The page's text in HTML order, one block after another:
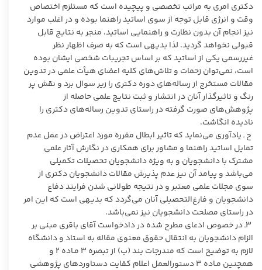
دکتری امری به مراتب تخصصی و پیچیده است که مستلزم اختصاص
وقت و انرژی قابل توجه از سوی اساتید راهنما بوده و در اغلب موارد
نیز انجام آن بدون نظارت و راهنمایی اساتید، منجر به نتایج قابل
قبولی نخواهد گردید. لذا بدیهی است که به صرف اظهار نظر
غیررسمی یکی از اساتید که بر اساس تجریبات شخصی ایشان بوده
است، نمی‌توان زحمات و تلاش‌های کلیه اعضای هیأت علمی در تدوین
مقالات مستخرج از رساله‌های دوره دکتری را زیر سوال برد و نقش پر
رنگ و تاثیرگذار آنان در انتشار و ثبت نتایج علمی حاصله از
پژوهش‌های صورت گرفته در راستای تدوین رساله‌های دکتری را
نادیده انگاشت.
ح ـ یادآوری می‌نماید که تاثیر ابطال مقرره مورد اعتراض در عمل عدم
تمایل اساتید راهنما و مشاور برای همکاری در نگارش آثار علمی
مشترک با دانشجویان و به ویژه دانشجویان تحصیلات تکمیلی
می‌باشد و پیامد آن نیز عدم پذیرش مقالات دانشجویان دکتری از
سوی مجلات علمی معتبر و در نتیجه طولانی شدن فرایند دفاع
دانشجویان و فارغ‌التحصیلی آنان می‌گردد که بدیهی است که این امر
در راستای مصلحت دانشجویان نیز نمی‌‌باشد.
۳ـ در خصوص ادعای مطرح شده در دادخواست آقای باقری مبنی بر
الزام دانشجویان به انتقال حقوق معنوی مقاله به استاد و دانشگاه
لازم به توضیح است که مندرجات بند (ب) از تبصره ۳ مـاده ۲ و
همچنین مـاده ۳ دستورالعمل اعلام کفایت دستاوردهای پژوهشی